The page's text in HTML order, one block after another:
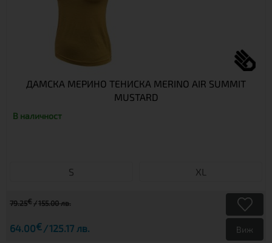
ДАМСКА МЕРИНО ТЕНИСКА MERINO AIR SUMMIT
MUSTARD
В наличност
S XL
79.25€ 155.00 лв.
64.00€ 125.17 лв. Виж